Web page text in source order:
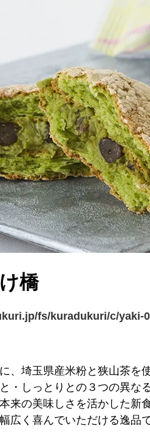
橋
fs/kuradukuri/c/yaki-
、埼玉県産米粉と狭山茶を
・しっとりとの３つの異な
来の美味しさを活かした新
広く喜んでいただける逸品